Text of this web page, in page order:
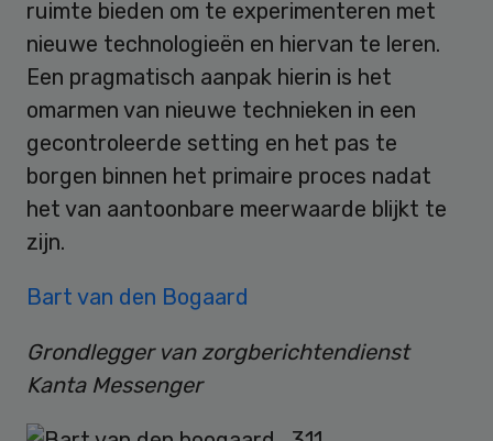
ruimte bieden om te experimenteren met
nieuwe technologieën en hiervan te leren.
Een pragmatisch aanpak hierin is het
omarmen van nieuwe technieken in een
gecontroleerde setting en het pas te
borgen binnen het primaire proces nadat
het van aantoonbare meerwaarde blijkt te
zijn.
Bart van den Bogaard
Grondlegger van zorgberichtendienst
Kanta Messenger